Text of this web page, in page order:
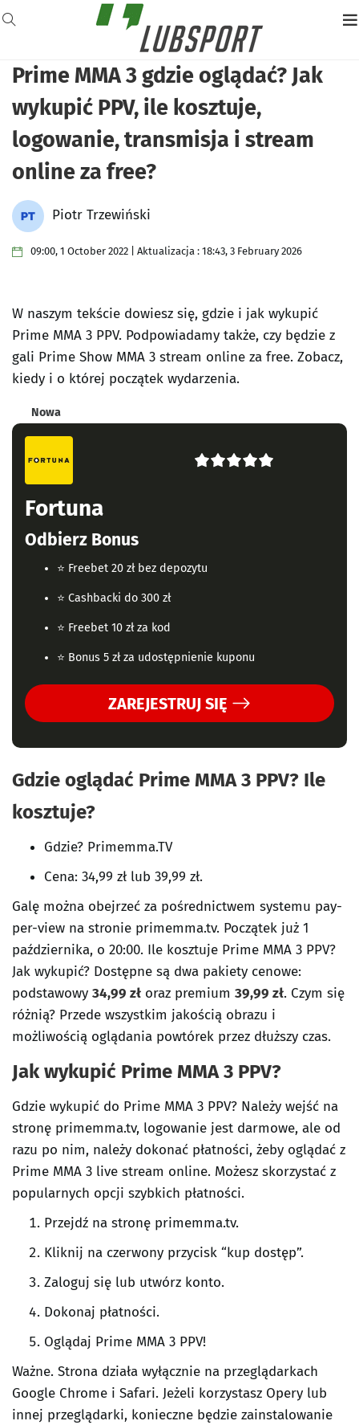
Prime MMA 3 gdzie oglądać? Jak
wykupić PPV, ile kosztuje,
logowanie, transmisja i stream
online za free?
Piotr Trzewiński
09:00, 1 October 2022 | Aktualizacja : 18:43, 3 February 2026
W naszym tekście dowiesz się, gdzie i jak wykupić
Prime MMA 3 PPV. Podpowiadamy także, czy będzie z
gali Prime Show MMA 3 stream online za free. Zobacz,
kiedy i o której początek wydarzenia.
Nowa
5
n
Fortuna
Odbierz Bonus
⭐ Freebet 20 zł bez depozytu
⭐ Cashbacki do 300 zł
⭐ Freebet 10 zł za kod
⭐ Bonus 5 zł za udostępnienie kuponu
ZAREJESTRUJ SIĘ
Gdzie oglądać Prime MMA 3 PPV? Ile
kosztuje?
Gdzie? Primemma.TV
Cena: 34,99 zł lub 39,99 zł.
Galę można obejrzeć za pośrednictwem systemu pay-
per-view na stronie primemma.tv. Początek już 1
października, o 20:00. Ile kosztuje Prime MMA 3 PPV?
Jak wykupić? Dostępne są dwa pakiety cenowe:
podstawowy 34,99 zł oraz premium 39,99 zł. Czym się
różnią? Przede wszystkim jakością obrazu i
możliwością oglądania powtórek przez dłuższy czas.
Jak wykupić Prime MMA 3 PPV?
Gdzie wykupić do Prime MMA 3 PPV? Należy wejść na
stronę primemma.tv, logowanie jest darmowe, ale od
razu po nim, należy dokonać płatności, żeby oglądać z
Prime MMA 3 live stream online. Możesz skorzystać z
popularnych opcji szybkich płatności.
Przejdź na stronę primemma.tv.
Kliknij na czerwony przycisk “kup dostęp”.
Zaloguj się lub utwórz konto.
Dokonaj płatności.
Oglądaj Prime MMA 3 PPV!
Ważne. Strona działa wyłącznie na przeglądarkach
Google Chrome i Safari. Jeżeli korzystasz Opery lub
innej przeglądarki, konieczne będzie zainstalowanie